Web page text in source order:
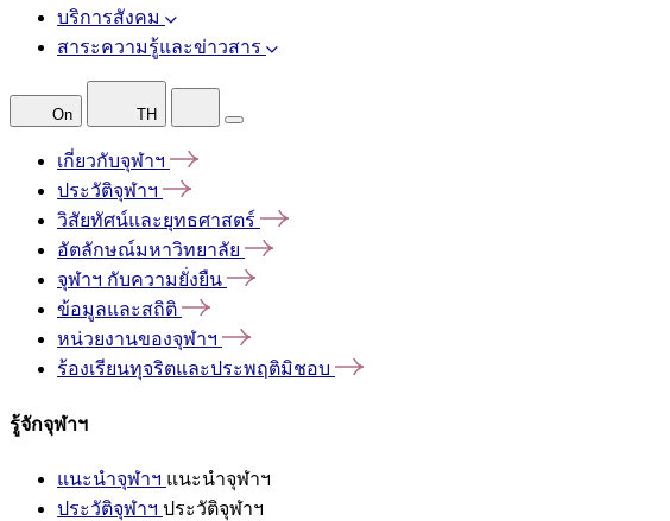
บริการสังคม
สาระความรู้และข่าวสาร
On TH
เกี่ยวกับจุฬาฯ
ประวัติจุฬาฯ
วิสัยทัศน์และยุทธศาสตร์
อัตลักษณ์มหาวิทยาลัย
จุฬาฯ กับความยั่งยืน
ข้อมูลและสถิติ
หน่วยงานของจุฬาฯ
ร้องเรียนทุจริตและประพฤติมิชอบ
รู้จักจุฬาฯ
แนะนำจุฬาฯ แนะนำจุฬาฯ
ประวัติจุฬาฯ ประวัติจุฬาฯ